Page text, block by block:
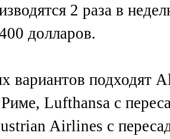
2 раза в
долларов.
вариантов подходят
Lufthansa с
Airlines с